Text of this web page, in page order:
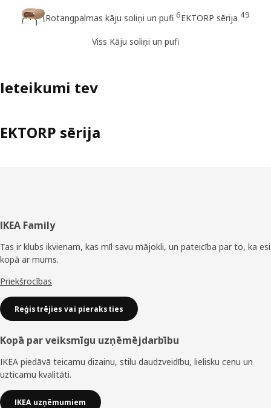
Rotangpalmas kāju soliņi un pufi 6EKTORP sērija 49
Viss Kāju soliņi un pufi
Ieteikumi tev
EKTORP sērija
Kājene
IKEA Family
Tas ir klubs ikvienam, kas mīl savu mājokli, un pateicība par to, ka esi
kopā ar mums.
Priekšrocības
Reģistrējies vai pieraksties
Kopā par veiksmīgu uzņēmējdarbību
IKEA piedāvā teicamu dizainu, stilu daudzveidību, lielisku cenu un
uzticamu kvalitāti.
IKEA uzņēmumiem